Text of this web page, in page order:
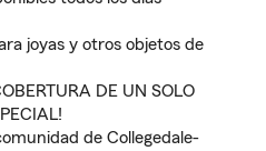
joyas y otros objetos de
DE UN SOLO
de Collegedale-